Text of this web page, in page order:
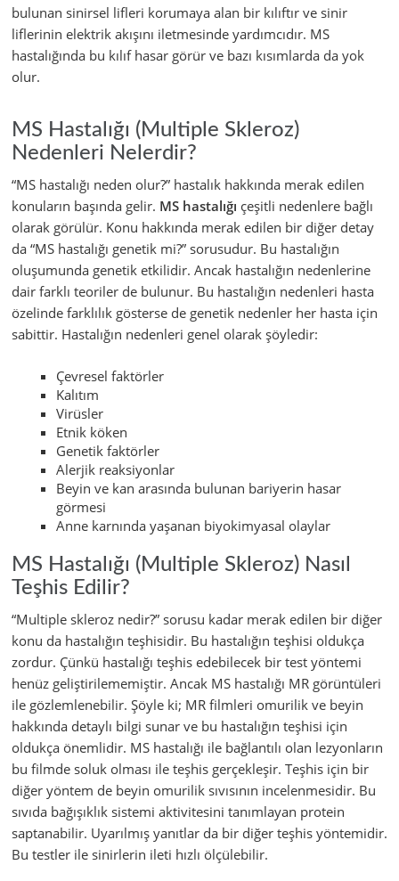
bulunan sinirsel lifleri korumaya alan bir kılıftır ve sinir
liflerinin elektrik akışını iletmesinde yardımcıdır. MS
hastalığında bu kılıf hasar görür ve bazı kısımlarda da yok
olur.
MS Hastalığı (Multiple Skleroz)
Nedenleri Nelerdir?
“MS hastalığı neden olur?” hastalık hakkında merak edilen
konuların başında gelir. MS hastalığı çeşitli nedenlere bağlı
olarak görülür. Konu hakkında merak edilen bir diğer detay
da “MS hastalığı genetik mi?” sorusudur. Bu hastalığın
oluşumunda genetik etkilidir. Ancak hastalığın nedenlerine
dair farklı teoriler de bulunur. Bu hastalığın nedenleri hasta
özelinde farklılık gösterse de genetik nedenler her hasta için
sabittir. Hastalığın nedenleri genel olarak şöyledir:
Çevresel faktörler
Kalıtım
Virüsler
Etnik köken
Genetik faktörler
Alerjik reaksiyonlar
Beyin ve kan arasında bulunan bariyerin hasar
görmesi
Anne karnında yaşanan biyokimyasal olaylar
MS Hastalığı (Multiple Skleroz) Nasıl
Teşhis Edilir?
“Multiple skleroz nedir?” sorusu kadar merak edilen bir diğer
konu da hastalığın teşhisidir. Bu hastalığın teşhisi oldukça
zordur. Çünkü hastalığı teşhis edebilecek bir test yöntemi
henüz geliştirilememiştir. Ancak MS hastalığı MR görüntüleri
ile gözlemlenebilir. Şöyle ki; MR filmleri omurilik ve beyin
hakkında detaylı bilgi sunar ve bu hastalığın teşhisi için
oldukça önemlidir. MS hastalığı ile bağlantılı olan lezyonların
bu filmde soluk olması ile teşhis gerçekleşir. Teşhis için bir
diğer yöntem de beyin omurilik sıvısının incelenmesidir. Bu
sıvıda bağışıklık sistemi aktivitesini tanımlayan protein
saptanabilir. Uyarılmış yanıtlar da bir diğer teşhis yöntemidir.
Bu testler ile sinirlerin ileti hızlı ölçülebilir.